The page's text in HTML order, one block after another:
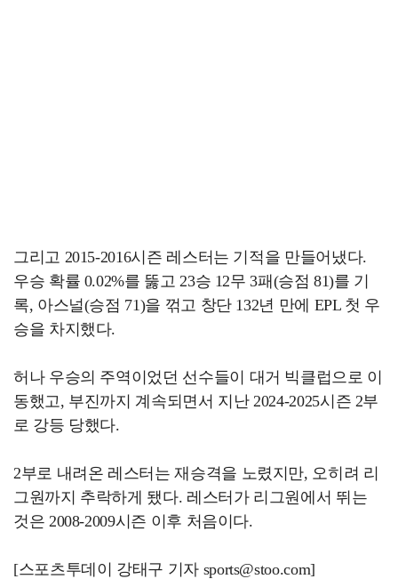
그리고 2015-2016시즌 레스터는 기적을 만들어냈다.
우승 확률 0.02%를 뚫고 23승 12무 3패(승점 81)를 기
록, 아스널(승점 71)을 꺾고 창단 132년 만에 EPL 첫 우
승을 차지했다.
허나 우승의 주역이었던 선수들이 대거 빅클럽으로 이
동했고, 부진까지 계속되면서 지난 2024-2025시즌 2부
로 강등 당했다.
2부로 내려온 레스터는 재승격을 노렸지만, 오히려 리
그원까지 추락하게 됐다. 레스터가 리그원에서 뛰는
것은 2008-2009시즌 이후 처음이다.
[스포츠투데이 강태구 기자 sports@stoo.com]